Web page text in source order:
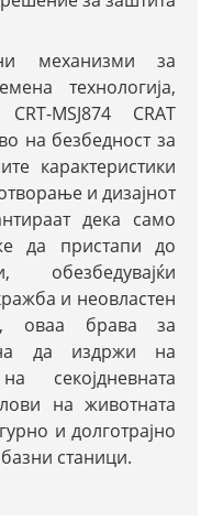
механизми за
технологија,
MSJ874 CRAT
на безбедност за
карактеристики
и дизајнот
дека само
да пристапи до
обезбедувајќи
и неовластен
оваа брава за
да издржи на
секојдневната
на животната
и долготрајно
станици.